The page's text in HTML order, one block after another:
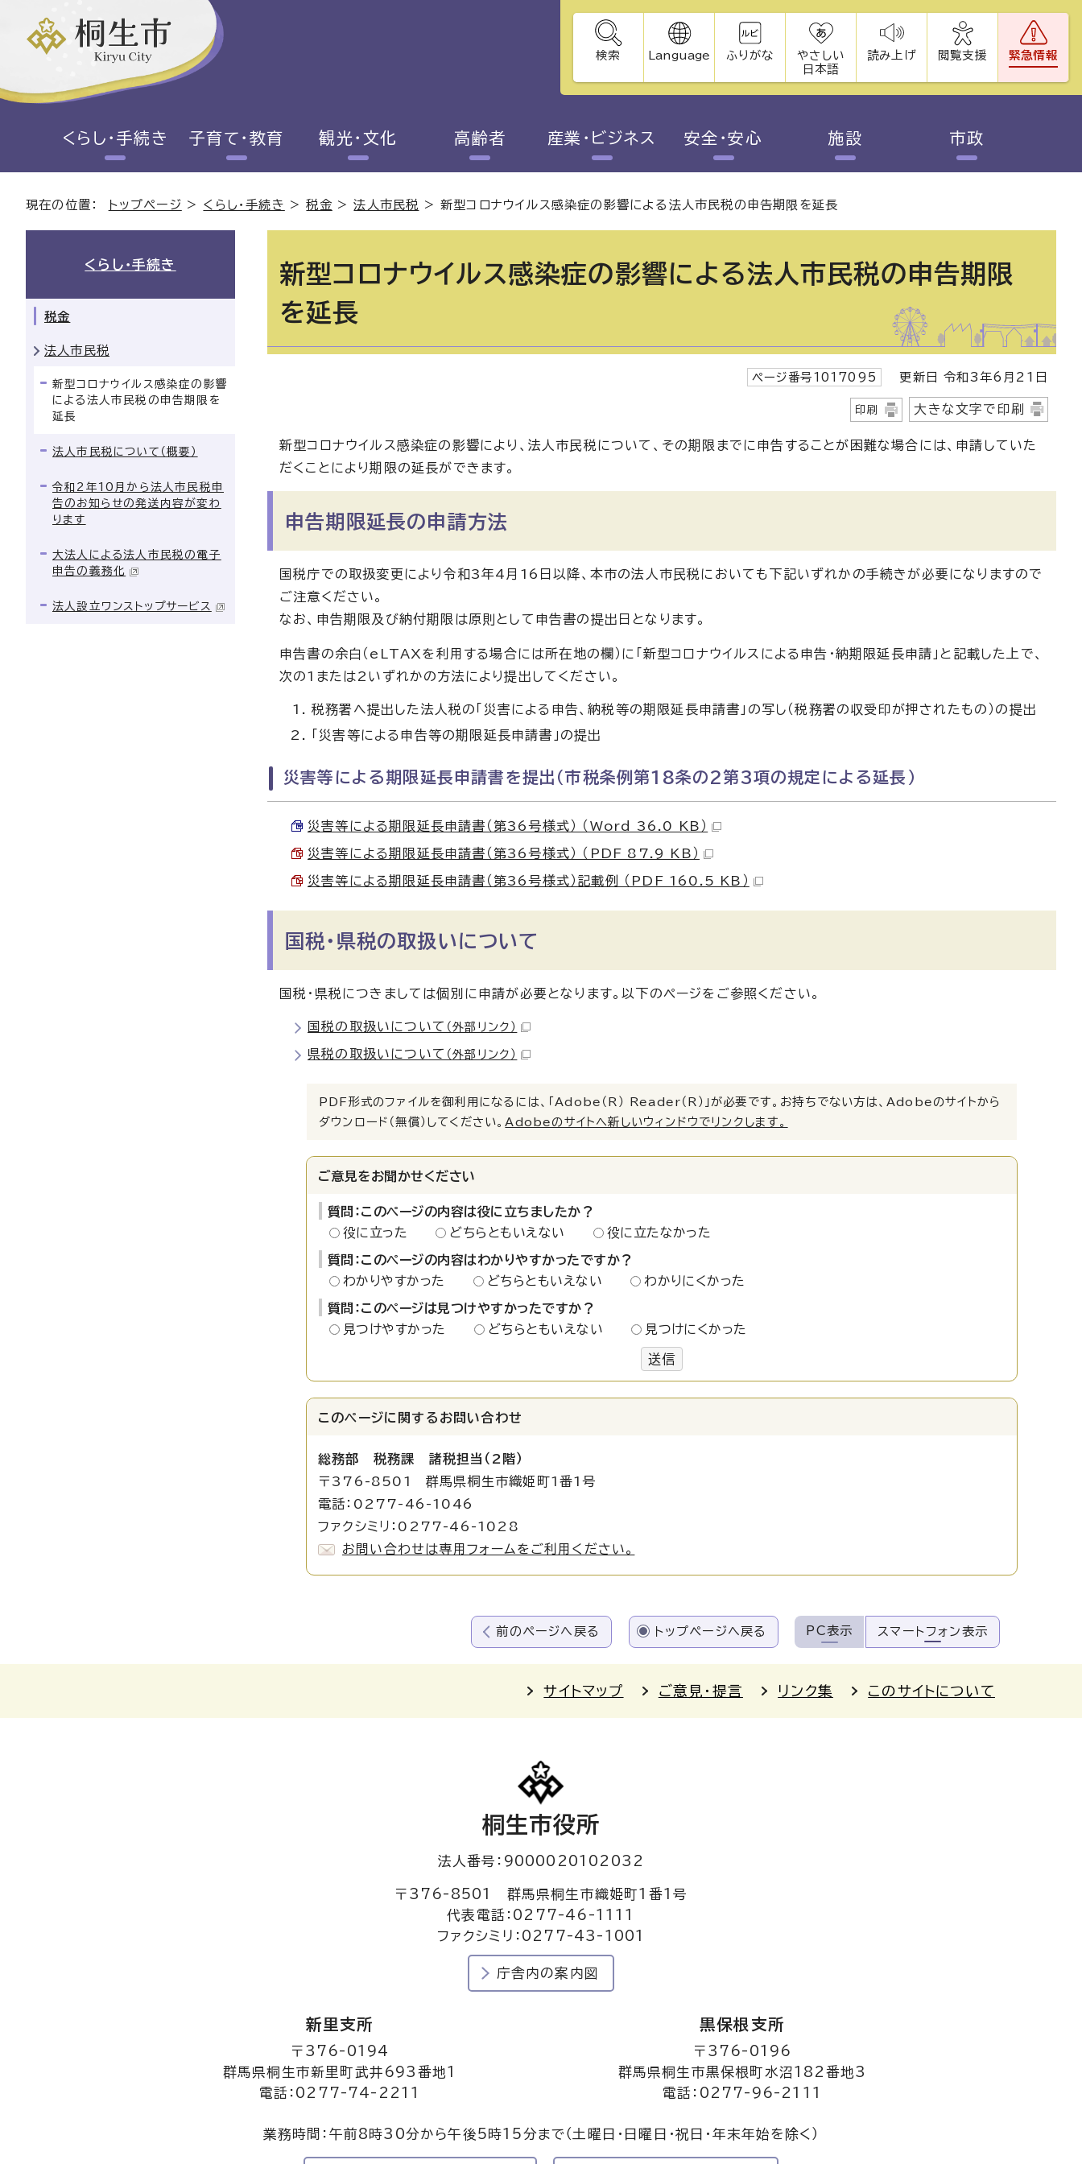
検索 Language ふりがな
やさしい
日本語
読み上げ 閲覧支援 緊急情報
くらし・手続き 子育て・教育 観光・文化 高齢者 産業・ビジネス 安全・安心 施設 市政
現在の位置： トップページ > くらし・手続き >税金 >法人市民税 >新型コロナウイルス感染症の影響による法人市民税の申告期限を延長
新型コロナウイルス感染症の影響による法人市民税の申告期限
を延長
ページ番号1017095 更新日 令和3年6月21日
印刷 大きな文字で印刷
新型コロナウイルス感染症の影響により、法人市民税について、その期限までに申告することが困難な場合には、申請していた
だくことにより期限の延長ができます。
申告期限延長の申請方法
国税庁での取扱変更により令和3年4月16日以降、本市の法人市民税においても下記いずれかの手続きが必要になりますので
ご注意ください。
なお、申告期限及び納付期限は原則として申告書の提出日となります。
申告書の余白（eLTAXを利用する場合には所在地の欄）に「新型コロナウイルスによる申告・納期限延長申請」と記載した上で、
次の1または2いずれかの方法により提出してください。
税務署へ提出した法人税の「災害による申告、納税等の期限延長申請書」の写し（税務署の収受印が押されたもの）の提出
「災害等による申告等の期限延長申請書」の提出
災害等による期限延長申請書を提出（市税条例第18条の2第3項の規定による延長）
災害等による期限延長申請書（第36号様式） （Word 36.0 KB）
災害等による期限延長申請書（第36号様式） （PDF 87.9 KB）
災害等による期限延長申請書（第36号様式）記載例 （PDF 160.5 KB）
国税・県税の取扱いについて
国税・県税につきましては個別に申請が必要となります。以下のページをご参照ください。
国税の取扱いについて （外部リンク）
県税の取扱いについて （外部リンク）
PDF形式のファイルを御利用になるには、「Adobe（R） Reader（R）」が必要です。お持ちでない方は、Adobeのサイトから
ダウンロード（無償）してください。 Adobeのサイトへ新しいウィンドウでリンクします。
ご意見をお聞かせください
質問：このページの内容は役に立ちましたか？
役に立った
どちらともいえない 役に立たなかった
質問：このページの内容はわかりやすかったですか？
わかりやすかった
どちらともいえない わかりにくかった
質問：このページは見つけやすかったですか？
見つけやすかった
どちらともいえない 見つけにくかった
送信
このページに関する お問い合わせ
総務部 税務課 諸税担当（2階）
〒376-8501 群馬県桐生市織姫町1番1号
電話：0277-46-1046
ファクシミリ：0277-46-1028
お問い合わせは専用フォームをご利用ください。
くらし・手続き
税金
法人市民税
新型コロナウイルス感染症の影響
による法人市民税の申告期限を
延長
法人市民税について（概要）
令和2年10月から法人市民税申
告のお知らせの発送内容が変わ
ります
大法人による法人市民税の電子
申告の義務化
法人設立ワンストップサービス
前のページへ戻る トップページへ戻る PC表示 スマートフォン表示
サイトマップ ご意見・提言 リンク集 このサイトについて
桐生市役所
法人番号：9000020102032
〒376-8501 群馬県桐生市織姫町1番1号
代表電話：0277-46-1111
ファクシミリ：0277-43-1001
庁舎内の案内図
新里支所
〒376-0194
群馬県桐生市新里町武井693番地1
電話：0277-74-2211
黒保根支所
〒376-0196
群馬県桐生市黒保根町水沼182番地3
電話：0277-96-2111
業務時間：午前8時30分から午後5時15分まで（土曜日・日曜日・祝日・年末年始を除く）